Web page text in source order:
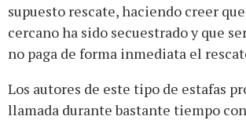
supuesto rescate, haciendo creer
cercano ha sido secuestrado y que
no paga de forma inmediata el
Los autores de este tipo de estafas
llamada durante bastante tiempo